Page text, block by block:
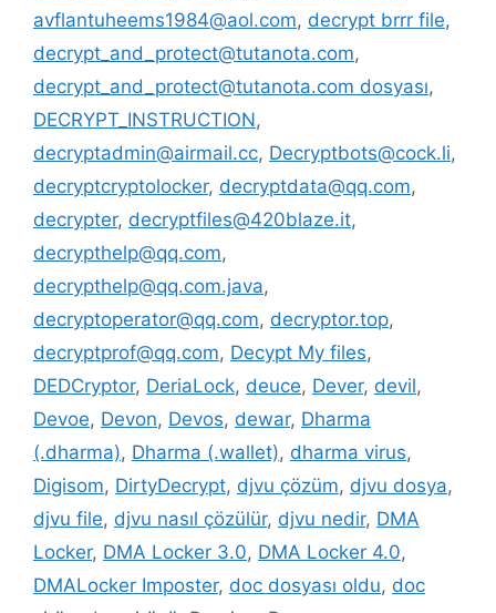
avflantuheems1984@aol.com, decrypt brrr file,
decrypt_and_protect@tutanota.com,
decrypt_and_protect@tutanota.com dosyası,
DECRYPT_INSTRUCTION,
decryptadmin@airmail.cc, Decryptbots@cock.li,
decryptcryptolocker, decryptdata@qq.com,
decrypter, decryptfiles@420blaze.it,
decrypthelp@qq.com,
decrypthelp@qq.com.java,
decryptoperator@qq.com, decryptor.top,
decryptprof@qq.com, Decypt My files,
DEDCryptor, DeriaLock, deuce, Dever, devil,
Devoe, Devon, Devos, dewar, Dharma
(.dharma), Dharma (.wallet), dharma virus,
Digisom, DirtyDecrypt, djvu çözüm, djvu dosya,
djvu file, djvu nasıl çözülür, djvu nedir, DMA
Locker, DMA Locker 3.0, DMA Locker 4.0,
DMALocker Imposter, doc dosyası oldu, doc